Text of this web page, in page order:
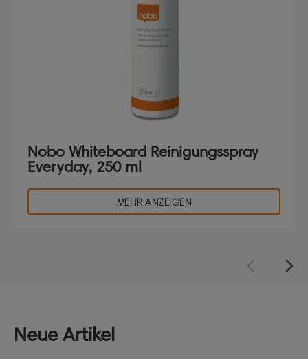
Nobo Whiteboard Reinigungsspray
Everyday, 250 ml
MEHR ANZEIGEN
Neue Artikel